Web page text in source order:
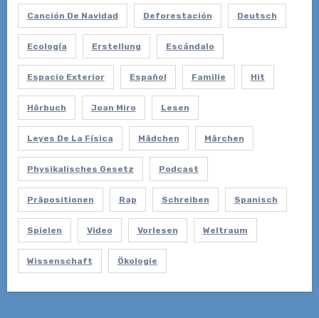
Canción De Navidad Deforestación Deutsch
Ecología Erstellung Escándalo
Espacio Exterior Español Familie Hit
Hörbuch Joan Miro Lesen
Leyes De La Física Mädchen Märchen
Physikalisches Gesetz Podcast
Präpositionen Rap Schreiben Spanisch
Spielen Video Vorlesen Weltraum
Wissenschaft Ökologie